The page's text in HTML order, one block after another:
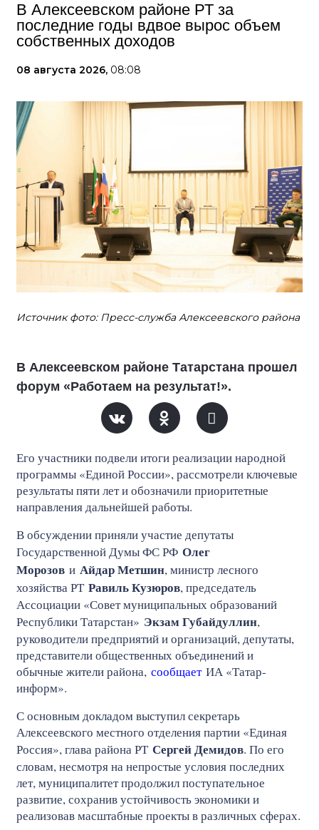
В Алексеевском районе РТ за
последние годы вдвое вырос объем
собственных доходов
08 августа 2026, 08:08
Источник фото: Пресс-служба Алексеевского района
В Алексеевском районе Татарстана прошел
форум «Работаем на результат!».
Его участники подвели итоги реализации народной
программы «Единой России», рассмотрели ключевые
результаты пяти лет и обозначили приоритетные
направления дальнейшей работы.
В обсуждении приняли участие депутаты
Государственной Думы ФС РФ Олег
Морозов и Айдар Метшин, министр лесного
хозяйства РТ Равиль Кузюров, председатель
Ассоциации «Совет муниципальных образований
Республики Татарстан» Экзам Губайдуллин,
руководители предприятий и организаций, депутаты,
представители общественных объединений и
обычные жители района, сообщаетИА «Татар-
информ».
С основным докладом выступил секретарь
Алексеевского местного отделения партии «Единая
Россия», глава района РТ Сергей Демидов. По его
словам, несмотря на непростые условия последних
лет, муниципалитет продолжил поступательное
развитие, сохранив устойчивость экономики и
реализовав масштабные проекты в различных сферах.